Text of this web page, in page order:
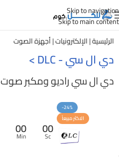
Skip to navigation
Skip to main content
الرئيسية|الإلكترونيات|أجهزة الصوت
دي ال سي - DLC >
دي ال سي راديو ومكبر صوت DLC-32214
-24%
الاكثر مبيعاً
00
Min 00
Sc